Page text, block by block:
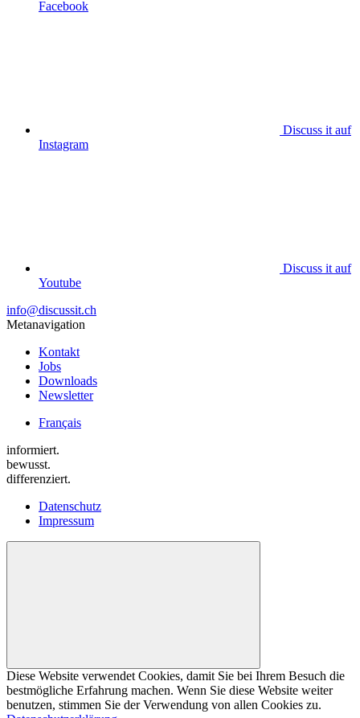
Facebook
Discuss it auf
Instagram
Discuss it auf
Youtube
info@discussit.ch
Metanavigation
Kontakt
Jobs
Downloads
Newsletter
Français
informiert.
bewusst.
differenziert.
Datenschutz
Impressum
Diese Website verwendet Cookies, damit Sie bei Ihrem Besuch die
bestmögliche Erfahrung machen. Wenn Sie diese Website weiter
benutzen, stimmen Sie der Verwendung von allen Cookies zu.